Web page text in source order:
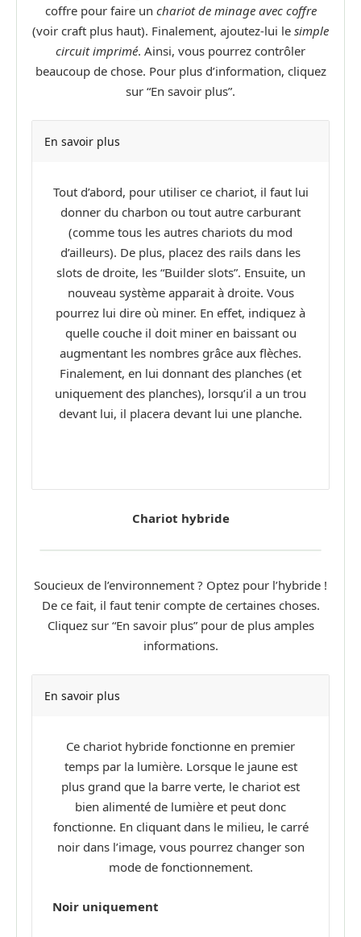
coffre pour faire un chariot de minage avec coffre
(voir craft plus haut). Finalement, ajoutez-lui le simple
circuit imprimé. Ainsi, vous pourrez contrôler
beaucoup de chose. Pour plus d’information, cliquez
sur “En savoir plus”.
En savoir plus
Tout d’abord, pour utiliser ce chariot, il faut lui
donner du charbon ou tout autre carburant
(comme tous les autres chariots du mod
d’ailleurs). De plus, placez des rails dans les
slots de droite, les “Builder slots”. Ensuite, un
nouveau système apparait à droite. Vous
pourrez lui dire où miner. En effet, indiquez à
quelle couche il doit miner en baissant ou
augmentant les nombres grâce aux flèches.
Finalement, en lui donnant des planches (et
uniquement des planches), lorsqu’il a un trou
devant lui, il placera devant lui une planche.
Chariot hybride
Soucieux de l’environnement ? Optez pour l’hybride !
De ce fait, il faut tenir compte de certaines choses.
Cliquez sur “En savoir plus” pour de plus amples
informations.
En savoir plus
Ce chariot hybride fonctionne en premier
temps par la lumière. Lorsque le jaune est
plus grand que la barre verte, le chariot est
bien alimenté de lumière et peut donc
fonctionne. En cliquant dans le milieu, le carré
noir dans l’image, vous pourrez changer son
mode de fonctionnement.
Noir uniquement